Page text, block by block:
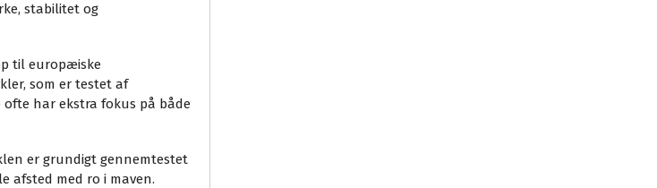
stabilitet og
til europæiske
som er testet af
ofte har ekstra fokus på både
er grundigt gennemtestet
afsted med ro i maven.